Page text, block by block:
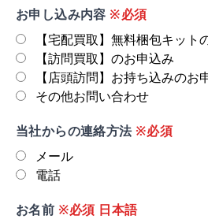
お申し込み内容 ※必須
【宅配買取】無料梱包キット
【訪問買取】のお申込み
【店頭訪問】お持ち込みのお
その他お問い合わせ
当社からの連絡方法※必須
メール
電話
お名前 ※必須 日本語